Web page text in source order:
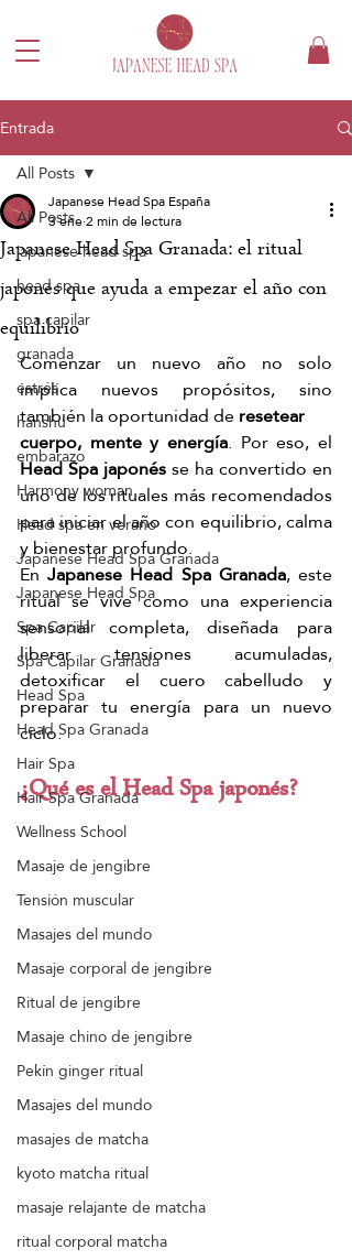
Entrada
All Posts
japanese head spa
head spa
spa capilar
granada
estrés
hanshu
embarazo
Harmony woman
Head spa en verano
Japanese Head Spa Granada
Japanese Head Spa
Spa Capilar
Spa Capilar Granada
Head Spa
Head Spa Granada
Hair Spa
Hair Spa Granada
Wellness School
Masaje de jengibre
Tensión muscular
Masajes del mundo
Masaje corporal de jengibre
Ritual de jengibre
Masaje chino de jengibre
Pekín ginger ritual
Masajes del mundo
masajes de matcha
kyoto matcha ritual
masaje relajante de matcha
ritual corporal matcha
All Posts
Japanese Head Spa Granada: el ritual
japonés que ayuda a empezar el año con
equilibrio
Japanese Head Spa España
3 ene2 min de lectura
Comenzar un nuevo año no solo
implica nuevos propósitos, sino
también la oportunidad de resetear
cuerpo, mente y energía
Head Spa japonés se ha convertido en
uno de los rituales más recomendados
para iniciar el año con equilibrio, calma
y bienestar profundo.
En Japanese Head Spa Granada, este
ritual se vive como una experiencia
sensorial completa, diseñada para
liberar tensiones acumuladas,
detoxificar el cuero cabelludo y
preparar tu energía para un nuevo
ciclo.
¿Qué es el Head Spa japonés?